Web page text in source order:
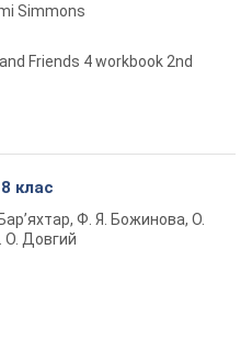
Simmons
Friends 4 workbook 2nd
клас
Бар’яхтар, Ф. Я. Божинова, О.
О. Довгий